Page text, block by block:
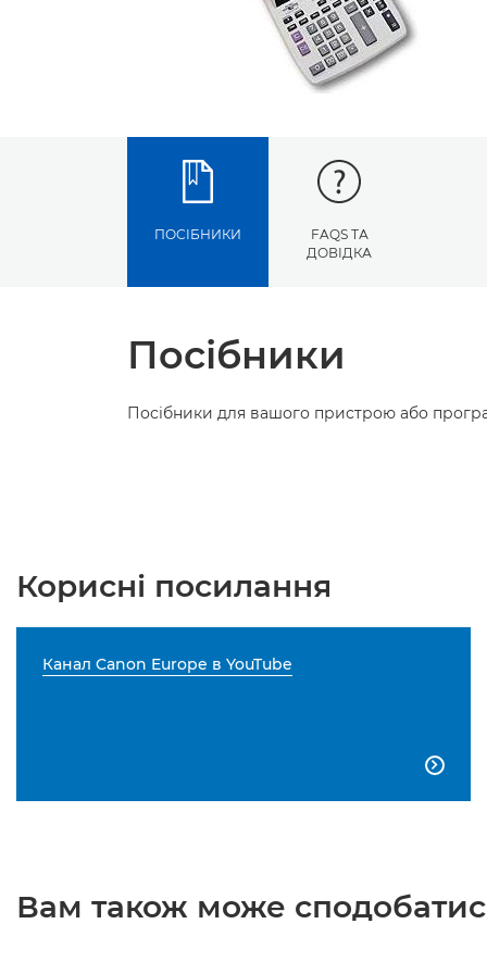
ПОСІБНИКИ
FAQS ТА
ДОВІДКА
Посібники
Посібники для вашого пристрою або
Корисні посилання
Канал Canon Europe в YouTube

Вам також може